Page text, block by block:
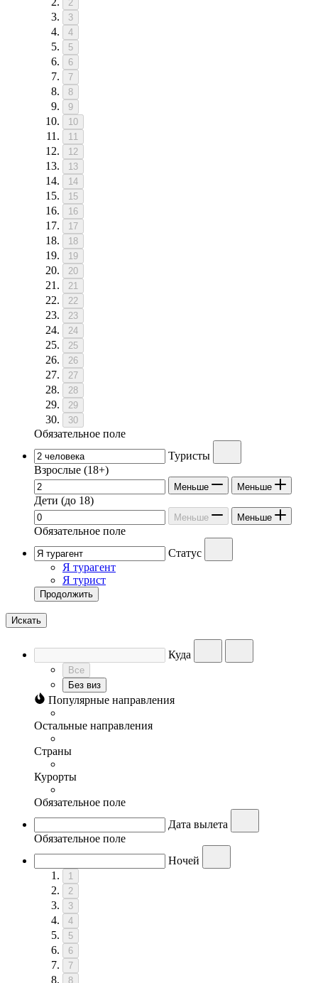
2
3
4
5
6
7
8
9
10
11
12
13
14
15
16
17
18
19
20
21
22
23
24
25
26
27
28
29
30
Обязательное поле
Туристы
Взрослые (18+)
Меньше Меньше
Дети (до 18)
Меньше Меньше
Обязательное поле
Статус
Я турагент
Я турист
Продолжить
Искать
Куда
Все
Без виз
Популярные направления
Остальные направления
Страны
Курорты
Обязательное поле
Дата вылета
Обязательное поле
Ночей
1
2
3
4
5
6
7
8